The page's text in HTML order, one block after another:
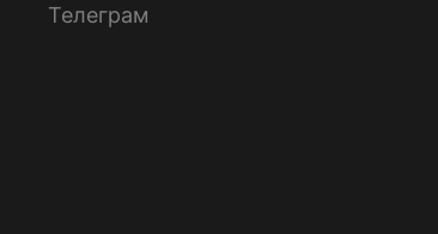
Телеграм